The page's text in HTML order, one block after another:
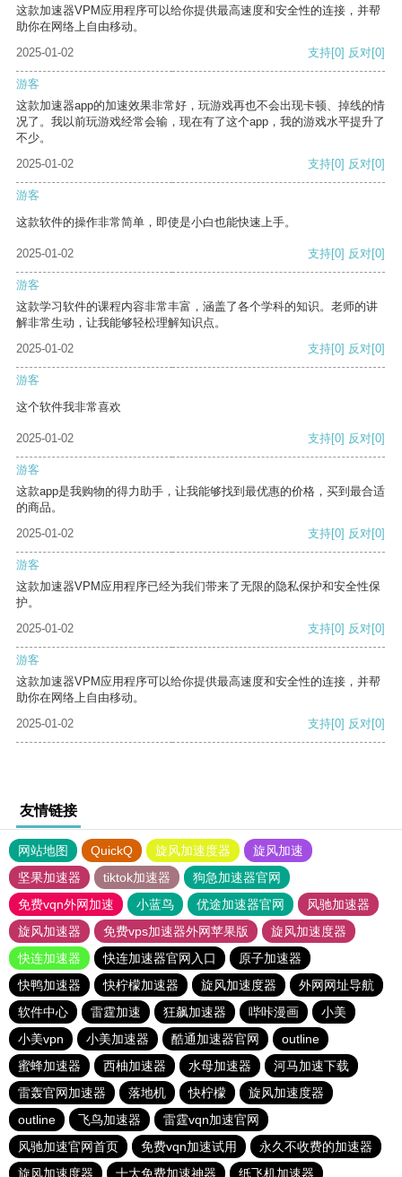
这款加速器VPM应用程序可以给你提供最高速度和安全性的连接，并帮
助你在网络上自由移动。
2025-01-02
支持[0] 反对[0]
游客
这款加速器app的加速效果非常好，玩游戏再也不会出现卡顿、掉线的情
况了。我以前玩游戏经常会输，现在有了这个app，我的游戏水平提升了
不少。
2025-01-02
支持[0] 反对[0]
游客
这款软件的操作非常简单，即使是小白也能快速上手。
2025-01-02 支持[0] 反对[0]
游客
这款学习软件的课程内容非常丰富，涵盖了各个学科的知识。老师的讲
解非常生动，让我能够轻松理解知识点。
2025-01-02
支持[0] 反对[0]
游客
这个软件我非常喜欢
2025-01-02 支持[0] 反对[0]
游客
这款app是我购物的得力助手，让我能够找到最优惠的价格，买到最合适
的商品。
2025-01-02
支持[0] 反对[0]
游客
这款加速器VPM应用程序已经为我们带来了无限的隐私保护和安全性保
护。
2025-01-02
支持[0] 反对[0]
游客
这款加速器VPM应用程序可以给你提供最高速度和安全性的连接，并帮
助你在网络上自由移动。
2025-01-02
支持[0] 反对[0]
友情链接
网站地图 QuickQ 旋风加速度器
旋风加速
坚果加速器
tiktok加速器
狗急加速器官网
免费vqn外网加速
小蓝鸟 优途加速器官网
风驰加速器
旋风加速器
免费vps加速器外网苹果版
旋风加速度器
快连加速器
快连加速器官网入口
原子加速器
快鸭加速器
快柠檬加速器 旋风加速度器
外网网址导航
软件中心
雷霆加速 狂飙加速器 哔咔漫画
小美
小美vpn
小美加速器 酷通加速器官网
outline
蜜蜂加速器
西柚加速器 水母加速器
河马加速下载
雷轰官网加速器
落地机 快柠檬
旋风加速度器
outline
飞鸟加速器
雷霆vqn加速官网
风驰加速官网首页
免费vqn加速试用
永久不收费的加速器
旋风加速度器
十大免费加速神器 纸飞机加速器